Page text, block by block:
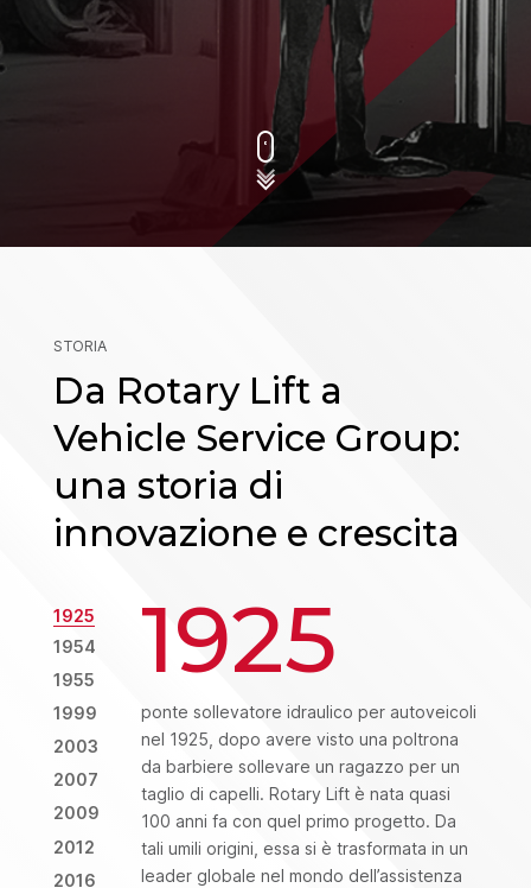
STORIA
Da Rotary Lift a
Vehicle Service Group:
una storia di
innovazione e crescita
1925
1954
1955
1999
2003
2007
2009
2012
2016
1925
ponte sollevatore idraulico per autoveicoli
nel 1925, dopo avere visto una poltrona
da barbiere sollevare un ragazzo per un
taglio di capelli. Rotary Lift è nata quasi
100 anni fa con quel primo progetto. Da
tali umili origini, essa si è trasformata in un
leader globale nel mondo dell’assistenza